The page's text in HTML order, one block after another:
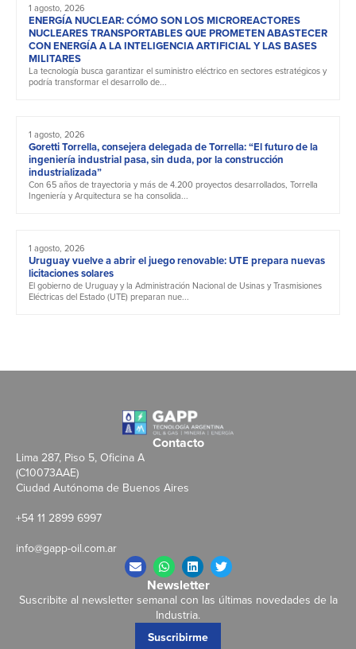
1 agosto, 2026
ENERGÍA NUCLEAR: CÓMO SON LOS MICROREACTORES
NUCLEARES TRANSPORTABLES QUE PROMETEN ABASTECER
CON ENERGÍA A LA INTELIGENCIA ARTIFICIAL Y LAS BASES
MILITARES
La tecnología busca garantizar el suministro eléctrico en sectores estratégicos y
podría transformar el desarrollo de...
1 agosto, 2026
Goretti Torrella, consejera delegada de Torrella: “El futuro de la
ingeniería industrial pasa, sin duda, por la construcción
industrializada”
Con 65 años de trayectoria y más de 4.200 proyectos desarrollados, Torrella
Ingeniería y Arquitectura se ha consolida...
1 agosto, 2026
Uruguay vuelve a abrir el juego renovable: UTE prepara nuevas
licitaciones solares
El gobierno de Uruguay y la Administración Nacional de Usinas y Trasmisiones
Eléctricas del Estado (UTE) preparan nue...
Contacto
Lima 287, Piso 5, Oficina A
(C10073AAE)
Ciudad Autónoma de Buenos Aires
+54 11 2899 6997
info@gapp-oil.com.ar
Newsletter
Suscribite al newsletter semanal con las últimas novedades de la
Industria.
Suscribirme